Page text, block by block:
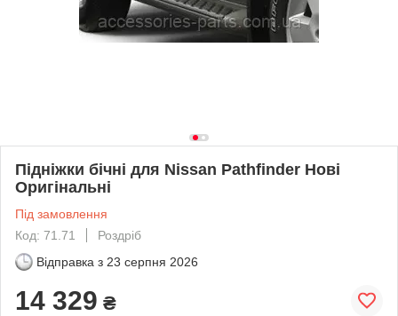
Підніжки бічні для Nissan Pathfinder Нові
Оригінальні
Під замовлення
Код: 71.71
Роздріб
Відправка з 23 серпня 2026
14 329 ₴